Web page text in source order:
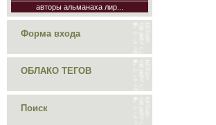
авторы альманаха лир...
Форма входа
ОБЛАКО ТЕГОВ
Поиск